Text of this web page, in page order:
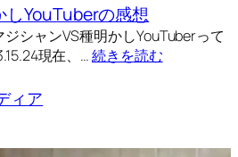
しYouTuberの感想
シャンVS種明かしYouTuberって
現在、…続きを読む
ィア